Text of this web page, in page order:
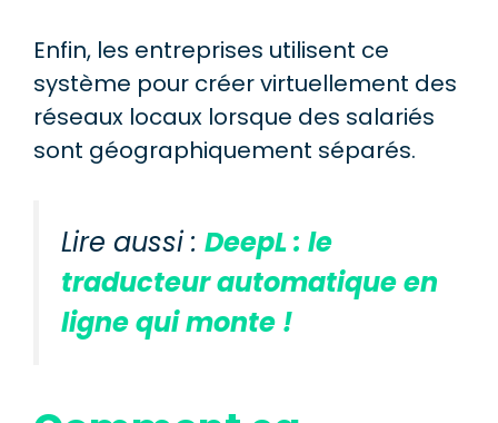
Enfin, les entreprises utilisent ce
système pour créer virtuellement des
réseaux locaux lorsque des salariés
sont géographiquement séparés.
Lire aussi : DeepL : le
traducteur automatique en
ligne qui monte !